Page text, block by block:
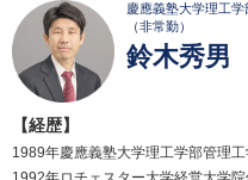
慶應義塾大学理工
（非常勤）
鈴木秀男
【経歴】
1989年慶應義塾大学理工学部管理工